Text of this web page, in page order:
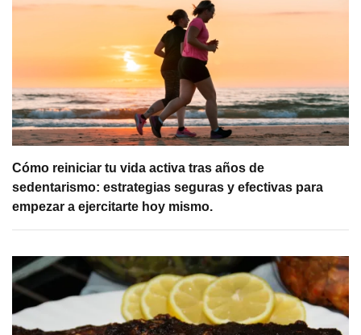
Cómo reiniciar tu vida activa tras años de
sedentarismo: estrategias seguras y efectivas para
empezar a ejercitarte hoy mismo.